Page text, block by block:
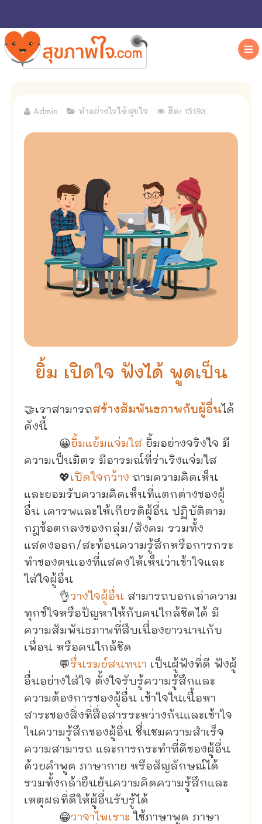
Admin ทำอย่างไรให้สุขใจ ฮิต: 15193
ยิ้ม เปิดใจ ฟังได้ พูดเป็น
🤝เราสามารถสร้างสัมพันธภาพกับผู้อื่นได้
ดังนี้
😀ยิ้มแย้มแจ่มใส ยิ้มอย่างจริงใจ มี
ความเป็นมิตร มีอารมณ์ที่ร่าเริงแจ่มใส
💖เปิดใจกว้าง ถามความคิดเห็น
และยอมรับความคิดเห็นที่แตกต่างของผู้
อื่น เคารพและให้เกียรติผู้อื่น ปฏิบัติตาม
กฎข้อตกลงของกลุ่ม/สังคม รวมทั้ง
แสดงออก/สะท้อนความรู้สึกหรือการกระ
ทำของตนเองที่แสดงให้เห็นว่าเข้าใจและ
ใส่ใจผู้อื่น
👌วางใจผู้อื่น สามารถบอกเล่าความ
ทุกข์ใจหรือปัญหาให้กับคนใกล้ชิดได้ มี
ความสัมพันธภาพที่สืบเนื่องยาวนานกับ
เพื่อน หรือคนใกล้ชิด
💬รื่นรมย์สนทนา เป็นผู้ฟังที่ดี ฟังผู้
อื่นอย่างใส่ใจ ตั้งใจรับรู้ความรู้สึกและ
ความต้องการของผู้อื่น เข้าใจในเนื้อหา
สาระของสิ่งที่สื่อสารระหว่างกันและเข้าใจ
ในความรู้สึกของผู้อื่น ชื่นชมความสำเร็จ
ความสามารถ และการกระทำที่ดีของผู้อื่น
ด้วยคำพูด ภาษากาย หรือสัญลักษณ์ได้
รวมทั้งกล้ายืนยันความคิดความรู้สึกและ
เหตุผลที่ดีให้ผู้อื่นรับรู้ได้
😁วาจาไพเราะ ใช้ภาษาพูด ภาษา